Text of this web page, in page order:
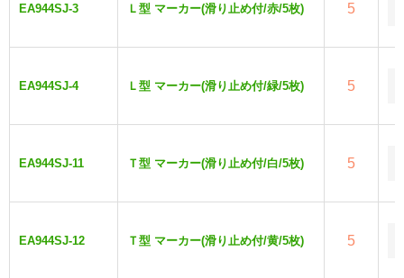
EA944SJ-3 Ｌ型 マーカー(滑り止め付/赤/5枚) 5
EA944SJ-4 Ｌ型 マーカー(滑り止め付/緑/5枚) 5
EA944SJ-11 Ｔ型 マーカー(滑り止め付/白/5枚) 5
EA944SJ-12 Ｔ型 マーカー(滑り止め付/黄/5枚) 5